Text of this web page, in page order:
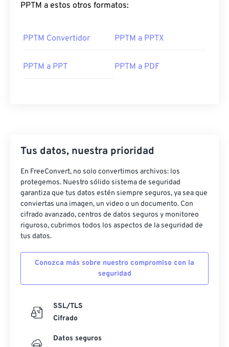
PPTM a estos otros formatos:
PPTM Convertidor PPTM a PPTX
PPTM a PPT PPTM a PDF
Tus datos, nuestra prioridad
En FreeConvert, no solo convertimos archivos: los
protegemos. Nuestro sólido sistema de seguridad
garantiza que tus datos estén siempre seguros, ya sea que
conviertas una imagen, un video o un documento. Con
cifrado avanzado, centros de datos seguros y monitoreo
riguroso, cubrimos todos los aspectos de la seguridad de
tus datos.
Conozca más sobre nuestro compromiso con la
seguridad
SSL/TLS
Cifrado
Datos seguros